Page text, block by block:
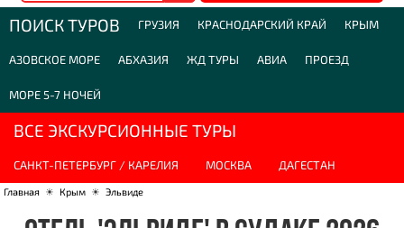
ПОИСК ТУРОВ ГРУЗИЯ КРАСНОДАРСКИЙ КРАЙ КРЫМ
АЗОВСКОЕ МОРЕ АБХАЗИЯ ЖД ТУРЫ АВИА ПРОЕЗД
МОРЕ 5-7 НОЧЕЙ
ВСЕ ЭКСКУРСИОННЫЕ ТУРЫ
САНКТ-ПЕТЕРБУРГ / КАРЕЛИЯ МОСКВА ДАГЕСТАН
Главная ☀ Крым ☀ Эльвиде